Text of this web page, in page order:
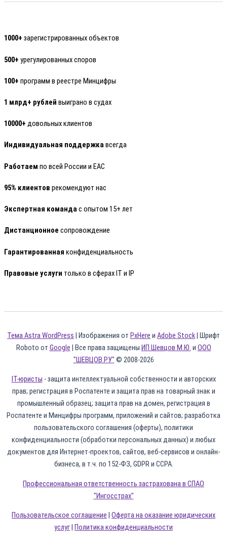
1000+ зарегистрированных объектов
500+ урегулированных споров
100+ программ в реестре Минцифры
1 млрд+ рублей выиграно в судах
10000+ довольных клиентов
Индивидуальная поддержкавсегда
Работаем по всей России и ЕАС
95% клиентов рекомендуют нас
Экспертная командас опытом 15+ лет
Дистанционное сопровождение
Гарантированная конфиденциальность
Правовые услуги только в сферах IT и IP
Тема Astra WordPress | Изображения от PxHere и Adobe Stock| Шрифт
Roboto от Google | Все права защищены ИП Шевцов М.Ю. и ООО
"ШЕВЦОВ.РУ" © 2008-2026
IT-юристы - защита интеллектуальной собственности и авторских
прав; регистрация в Роспатенте и защита прав на товарный знак и
промышленный образец; защита прав на домен, регистрация в
Роспатенте и Минцифры программ, приложений и сайтов; разработка
пользовательского соглашения (оферты), политики
конфиденциальности (обработки персональных данных) и любых
документов для Интернет-проектов, сайтов, веб-сервисов и онлайн-
бизнеса, в т.ч. по 152-ФЗ, GDPR и CCPA.
Профессиональная ответственность застрахована в СПАО
"Ингосстрах"
Пользовательское соглашение Оферта на оказание юридических
услуг
Политика конфиденциальности